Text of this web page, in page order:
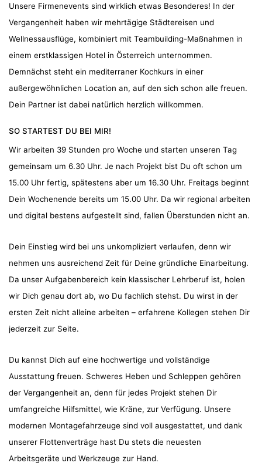
Unsere Firmenevents sind wirklich etwas Besonderes! In der
Vergangenheit haben wir mehrtägige Städtereisen und
Wellnessausflüge, kombiniert mit Teambuilding-Maßnahmen in
einem erstklassigen Hotel in Österreich unternommen.
Demnächst steht ein mediterraner Kochkurs in einer
außergewöhnlichen Location an, auf den sich schon alle freuen.
Dein Partner ist dabei natürlich herzlich willkommen.
SO STARTEST DU BEI MIR!
Wir arbeiten 39 Stunden pro Woche und starten unseren Tag
gemeinsam um 6.30 Uhr. Je nach Projekt bist Du oft schon um
15.00 Uhr fertig, spätestens aber um 16.30 Uhr. Freitags beginnt
Dein Wochenende bereits um 15.00 Uhr. Da wir regional arbeiten
und digital bestens aufgestellt sind, fallen Überstunden nicht an.
Dein Einstieg wird bei uns unkompliziert verlaufen, denn wir
nehmen uns ausreichend Zeit für Deine gründliche Einarbeitung.
Da unser Aufgabenbereich kein klassischer Lehrberuf ist, holen
wir Dich genau dort ab, wo Du fachlich stehst. Du wirst in der
ersten Zeit nicht alleine arbeiten – erfahrene Kollegen stehen Dir
jederzeit zur Seite.
Du kannst Dich auf eine hochwertige und vollständige
Ausstattung freuen. Schweres Heben und Schleppen gehören
der Vergangenheit an, denn für jedes Projekt stehen Dir
umfangreiche Hilfsmittel, wie Kräne, zur Verfügung. Unsere
modernen Montagefahrzeuge sind voll ausgestattet, und dank
unserer Flottenverträge hast Du stets die neuesten
Arbeitsgeräte und Werkzeuge zur Hand.